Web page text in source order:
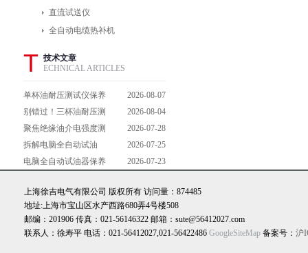
直流试送仪
全自动电缆热补机
T 技术文章
ECHNICAL ARTICLES
单杯油耐压测试仪保养
避坑指南：细节做到
位，设备不闹脾气
2026-08-07
别错过！三杯油耐压测
试仪操作流程全解析，
一步到位不踩坑
2026-08-04
聚焦绝缘油介电强度测
试仪：那些决定检测效
能的关键特点
2026-07-28
拆解电脑全自动试油
器：核心组成部件，藏
2026-07-25
电脑全自动试油器保养
寿命的实用技巧
2026-07-23
上海徐吉电气有限公司 版权所有 访问量：874485
地址:上海市宝山区水产西路680弄4号楼508
邮编：201906 传真：021-56146322 邮箱：sute@56412027.com
联系人：徐寿平 电话：021-56412027,021-56422486 GoogleSiteMap 备案号： 沪